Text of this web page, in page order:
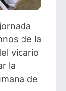
de la
vicario
la
de